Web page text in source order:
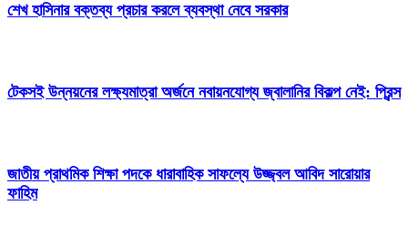
শেখ হাসিনার বক্তব্য প্রচার করলে ব্যবস্থা নেবে সরকার
টেকসই উন্নয়নের লক্ষ্যমাত্রা অর্জনে নবায়নযোগ্য জ্বালানির বিকল্প নেই: প্রিন্স
জাতীয় প্রাথমিক শিক্ষা পদকে ধারাবাহিক সাফল্যে উজ্জ্বল আবিদ সারোয়ার
ফাহিম